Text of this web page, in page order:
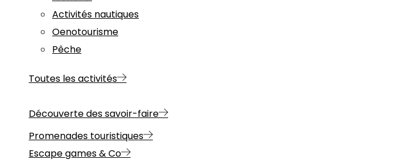
Activités nautiques
Oenotourisme
Pêche
Toutes les activités
Découverte des savoir-faire
Promenades touristiques
Escape games & Co